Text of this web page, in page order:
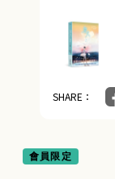
SHARE：
會員限定